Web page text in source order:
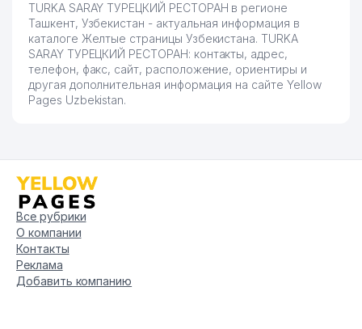
TURKA SARAY ТУРЕЦКИЙ РЕСТОРАН в регионе
Ташкент, Узбекистан - актуальная информация в
каталоге Желтые страницы Узбекистана. TURKA
SARAY ТУРЕЦКИЙ РЕСТОРАН: контакты, адрес,
телефон, факс, сайт, расположение, ориентиры и
другая дополнительная информация на сайте Yellow
Pages Uzbekistan.
Все рубрики
О компании
Контакты
Реклама
Добавить компанию